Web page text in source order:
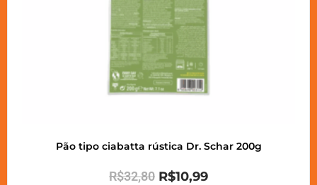
Pão tipo ciabatta rústica Dr. Schar 200g
R$32,80 R$10,99